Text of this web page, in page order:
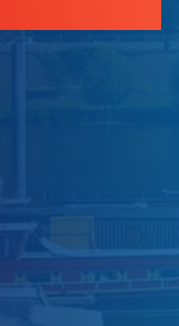
, Ouvre une nouvelle